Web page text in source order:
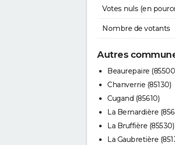
Votes nuls (en
Nombre de votants
Autres
Beaurepaire
Chanverrie (85130)
Cugand (85610)
La Bernardière
La Bruffière (85530)
La Gaubretière